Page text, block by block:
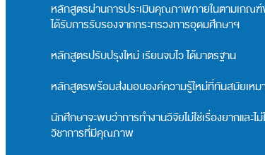
หลักสูตรผ่านการประเมินคุณภาพภายในตามเกณฑ์
ได้รับการรับรองจากกระทรวงการอุดมศึกษาฯ
หลักสูตรปรับปรุงใหม่ เรียนจบไว ได้มาตรฐาน
หลักสูตรพร้อมส่งมอบองค์ความรู้ใหม่ที่ทันสมัยเหม
นักศึกษาจะพบว่าการทำงานวิจัยไม่ใช่เรื่องยากแล
วิชาการที่มีคุณภาพ